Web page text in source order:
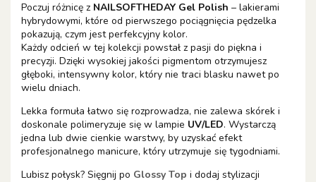
Poczuj różnicę z NAILSOFTHEDAY Gel Polish – lakierami
hybrydowymi, które od pierwszego pociągnięcia pędzelka
pokazują, czym jest perfekcyjny kolor.
Każdy odcień w tej kolekcji powstał z pasji do piękna i
precyzji. Dzięki wysokiej jakości pigmentom otrzymujesz
głęboki, intensywny kolor, który nie traci blasku nawet po
wielu dniach.
Lekka formuła łatwo się rozprowadza, nie zalewa skórek i
doskonale polimeryzuje się w lampie UV/LED. Wystarczą
jedna lub dwie cienkie warstwy, by uzyskać efekt
profesjonalnego manicure, który utrzymuje się tygodniami.
Lubisz połysk? Sięgnij po Glossy Top i dodaj stylizacji